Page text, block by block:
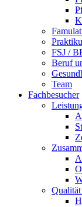
FSJ /
Beruf
Team
Fachbesucher